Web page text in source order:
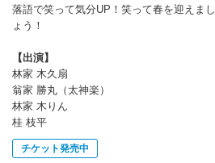
落語で笑って気分UP！笑って春を迎えまし
ょう！
【出演】
林家 木久扇
翁家 勝丸（太神楽）
林家 木りん
桂 枝平
チケット発売中